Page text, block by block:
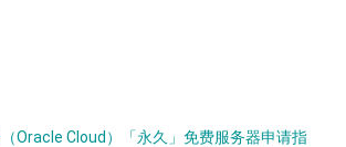
Oracle Cloud）「永久」免费服务器申请指